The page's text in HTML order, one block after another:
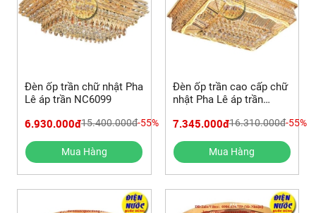
Đèn ốp trần chữ nhật Pha
Lê áp trần NC6099
6.930.000đ15.400.000đ-55%
Mua Hàng
Đèn ốp trần cao cấp chữ
nhật Pha Lê áp trần
7.345.000đ16.310.000đ-55%
Mua Hàng